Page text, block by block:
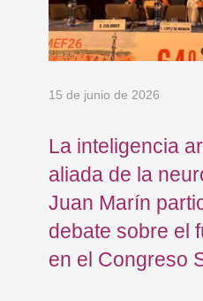
15 de junio de 2026
La inteligencia
aliada de la
Juan Marín
debate sobre el
en el Congreso